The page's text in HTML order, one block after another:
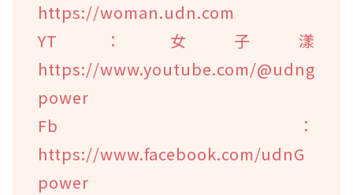
https://woman.udn.com
YT：女子漾
https://www.youtube.com/@udng
power
Fb：
https://www.facebook.com/udnG
power